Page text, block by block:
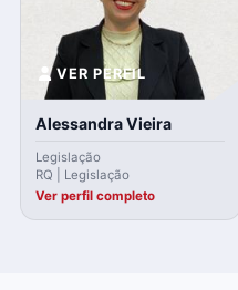
VER PERFIL
Alessandra Vieira
Legislação
RQ | Legislação
Ver perfil completo